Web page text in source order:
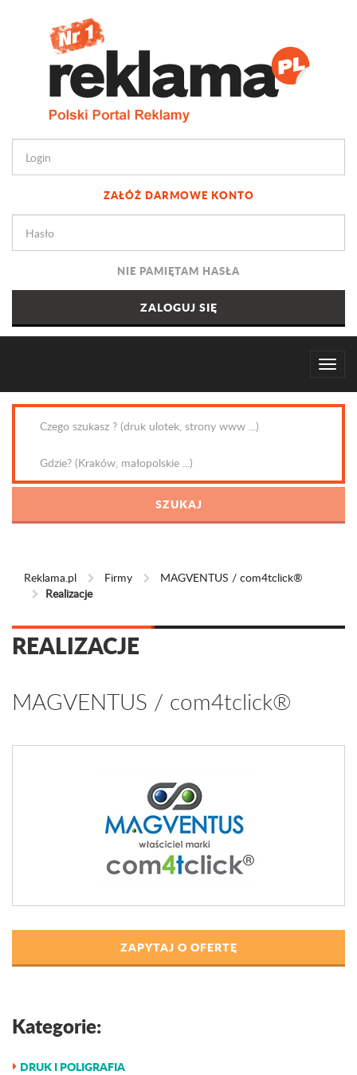
ZAŁÓŻ DARMOWE KONTO
NIE PAMIĘTAM HASŁA
Reklama.pl Firmy
MAGVENTUS / com4tclick®
Realizacje
REALIZACJE
MAGVENTUS / com4tclick®
ZAPYTAJ O OFERTĘ
Kategorie:
DRUK I POLIGRAFIA